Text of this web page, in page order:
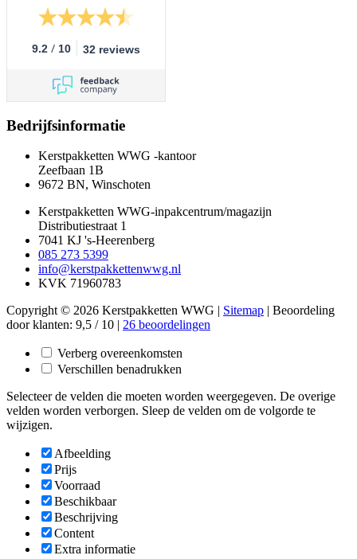
9.2 / 10 32 reviews
Bedrijfsinformatie
Kerstpakketten WWG -kantoor
Zeefbaan 1B
9672 BN, Winschoten
Kerstpakketten WWG-inpakcentrum/magazijn
Distributiestraat 1
7041 KJ 's-Heerenberg
085 273 5399
info@kerstpakkettenwwg.nl
KVK 71960783
Copyright © 2026 Kerstpakketten WWG | Sitemap | Beoordeling
door klanten: 9,5 / 10 | 26 beoordelingen
Verberg overeenkomsten
Verschillen benadrukken
Selecteer de velden die moeten worden weergegeven. De overige
velden worden verborgen. Sleep de velden om de volgorde te
wijzigen.
Afbeelding
Prijs
Voorraad
Beschikbaar
Beschrijving
Content
Extra informatie